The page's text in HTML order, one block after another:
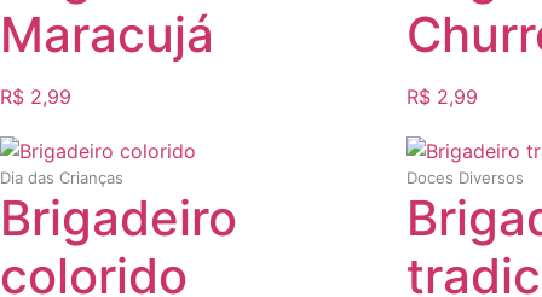
Maracujá
R$ 2,99 R$ 2,99
Dia das Crianças
Brigadeiro
colorido
Doces Diversos